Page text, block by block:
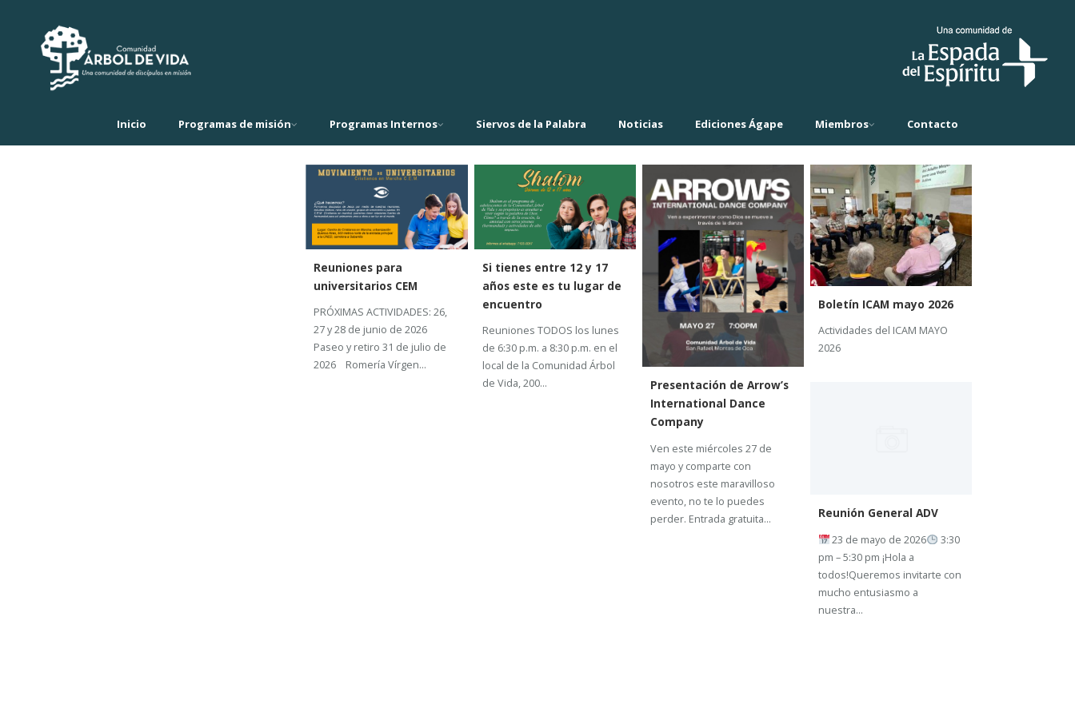
Inicio Programas de misión Programas Internos Siervos de la Palabra Noticias Ediciones Ágape Miembros Contacto
Reuniones para
universitarios CEM
PRÓXIMAS ACTIVIDADES: 26,
27 y 28 de junio de 2026
Paseo y retiro 31 de julio de
2026 Romería Vírgen...
Si tienes entre 12 y 17
años este es tu lugar de
encuentro
Reuniones TODOS los lunes
de 6:30 p.m. a 8:30 p.m. en el
local de la Comunidad Árbol
de Vida, 200...
Presentación de Arrow’s
International Dance
Company
Ven este miércoles 27 de
mayo y comparte con
nosotros este maravilloso
evento, no te lo puedes
perder. Entrada gratuita...
Boletín ICAM mayo 2026
Actividades del ICAM MAYO
2026
Reunión General ADV
23 de mayo de 2026
3:30
pm – 5:30 pm ¡Hola a
todos!Queremos invitarte con
mucho entusiasmo a
nuestra...